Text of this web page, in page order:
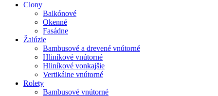
Clony
Balkónové
Okenné
Fasádne
Žalúzie
Bambusové a drevené vnútorné
Hliníkové vnútorné
Hliníkové vonkajšie
Vertikálne vnútorné
Rolety
Bambusové vnútorné